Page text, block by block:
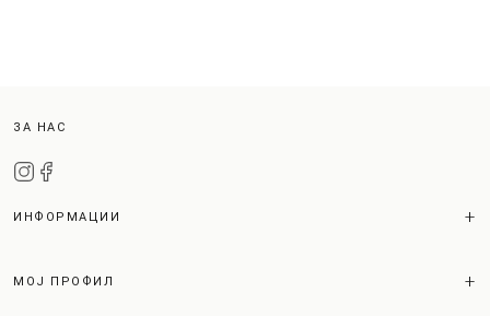
ЗА НАС
ИНФОРМАЦИИ
МОЈ ПРОФИЛ